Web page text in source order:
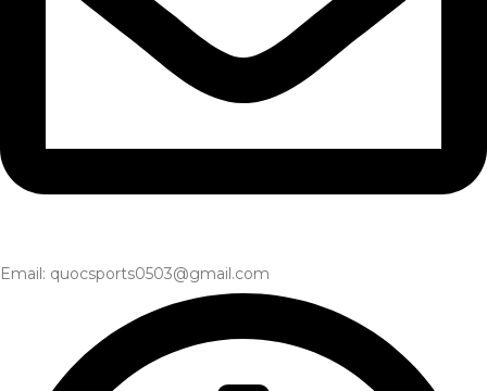
Email: quocsports0503@gmail.com